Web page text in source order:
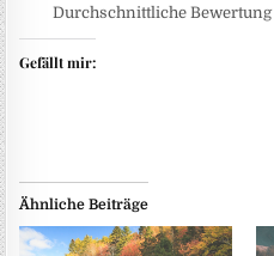
Durchschnittliche Bewertung
Gefällt mir:
Ähnliche Beiträge